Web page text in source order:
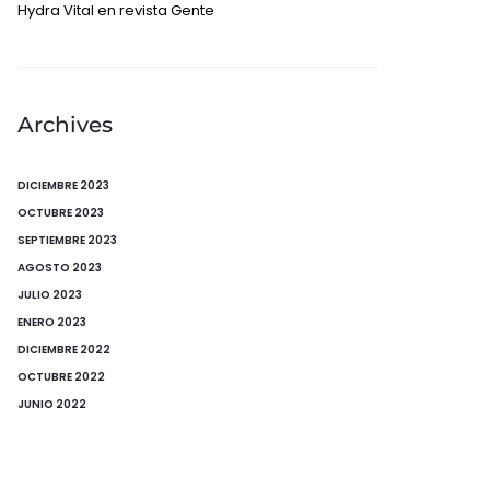
Hydra Vital en revista Gente
Archives
DICIEMBRE 2023
OCTUBRE 2023
SEPTIEMBRE 2023
AGOSTO 2023
JULIO 2023
ENERO 2023
DICIEMBRE 2022
OCTUBRE 2022
JUNIO 2022